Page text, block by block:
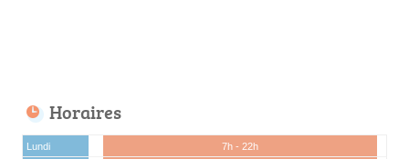
Horaires
Lundi
7h - 22h